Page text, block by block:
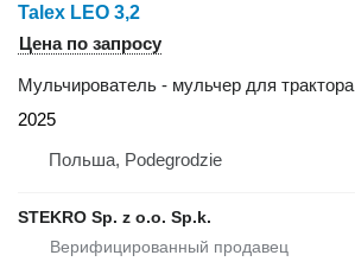
Talex LEO 3,2
Цена по запросу
Мульчирователь - мульчер для трактора
2025
Польша, Podegrodzie
STEKRO Sp. z o.o. Sp.k.